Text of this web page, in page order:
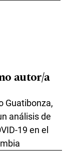
autor/a
Guatibonza,
análisis de
19 en el